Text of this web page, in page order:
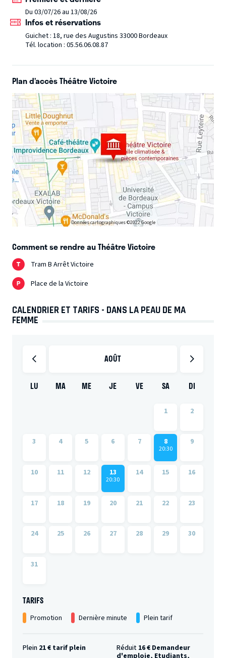
hommes et femmes apprendront beaucoup d'eux-mêmes.
Le Saviez-vous?
Née à Montpellier en 2016 et traduite en 4 langues, cette
Du 03/07/26 au 13/08/26
Infos et réservations
Guichet : 18, rue des Augustins 33000 Bordeaux
Tél. location : 05.56.06.08.87
Plan d’accès Théâtre Victoire
Données cartographiques ©2022 Google
Comment se rendre au Théâtre Victoire
Tram B Arrêt Victoire
Place de la Victoire
CALENDRIER ET TARIFS - DANS LA PEAU DE MA
FEMME
AOÛT
LU MA ME JE VE SA DI
1 2
3 4 5 6 7 8
20:30
9
10 11 12 13
20:30
14 15 16
17 18 19 20 21 22 23
24 25 26 27 28 29 30
31
TARIFS
Promotion Dernière minute Plein tarif
Plein 21 € tarif plein Réduit 16 € Demandeur
d'emploie, Etudiants,